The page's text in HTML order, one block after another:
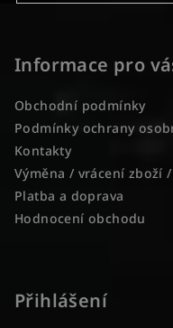
Informace pro
Obchodní podmínky
Podmínky ochrany
Kontakty
Výměna / vrácení zboží
Platba a doprava
Hodnocení obchodu
Přihlášení